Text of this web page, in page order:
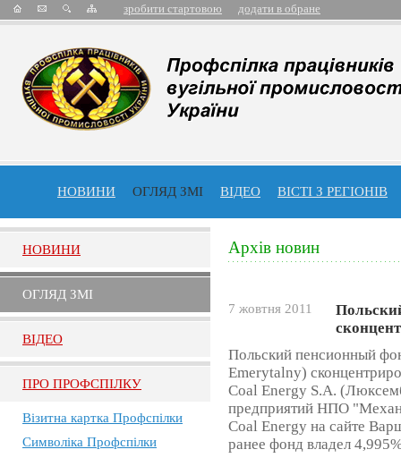
зробити стартовою додати в обране
НОВИНИ ОГЛЯД ЗМІ ВІДЕО ВІСТІ З РЕГІОНІВ
НОВИНИ
ОГЛЯД ЗМI
ВIДЕО
ПРО ПРОФСПIЛКУ
Візитна картка Профспілки
Символіка Профспілки
Архів новин
7 жовтня 2011
Польский пенсионный
Emerytalny)
Coal Energy S.A.
предприятий НПО
Coal Energy на сайте
ранее фонд владел